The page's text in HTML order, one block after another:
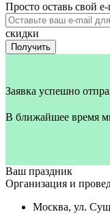
Просто оставь свой
скидки
Получить
Заявка успешно
В ближайшее время
Ваш праздник
Организация и
Москва, ул.